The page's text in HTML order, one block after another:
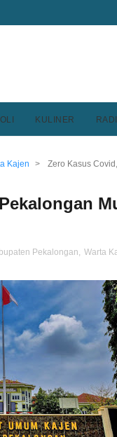
KULINER
Kajen >
Zero Kasus
Pekalongan, Warta